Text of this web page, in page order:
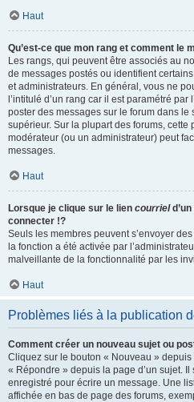
Haut
Qu’est-ce que mon rang et comment le
Les rangs, qui peuvent être associés au
de messages postés ou identifient
et administrateurs. En général, vous ne
l’intitulé d’un rang car il est paramétré
poster des messages sur le forum dans le
supérieur. Sur la plupart des forums, cette
modérateur (ou un administrateur) peut
messages.
Haut
Lorsque je clique sur le lien courriel
connecter !?
Seuls les membres peuvent s’envoyer
la fonction a été activée par
malveillante de la fonctionnalité par les
Haut
Problèmes liés à la publication
Comment créer un nouveau sujet ou
Cliquez sur le bouton « Nouveau » depuis
« Répondre » depuis la page d’un sujet.
enregistré pour écrire un message. Une
affichée en bas de page des forums,